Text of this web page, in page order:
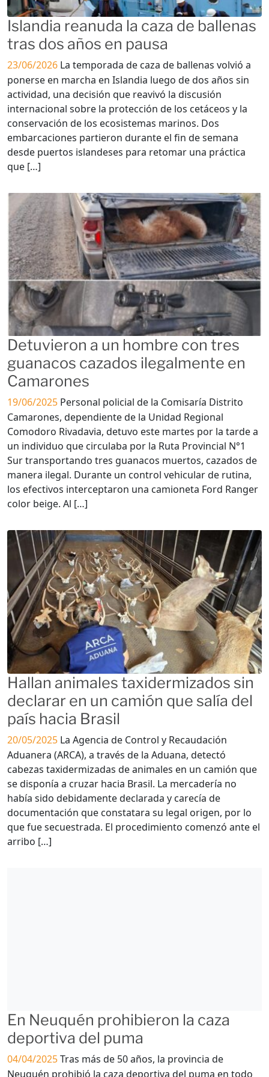
Islandia reanuda la caza de ballenas
tras dos años en pausa
23/06/2026 La temporada de caza de ballenas volvió a
ponerse en marcha en Islandia luego de dos años sin
actividad, una decisión que reavivó la discusión
internacional sobre la protección de los cetáceos y la
conservación de los ecosistemas marinos. Dos
embarcaciones partieron durante el fin de semana
desde puertos islandeses para retomar una práctica
que […]
Detuvieron a un hombre con tres
guanacos cazados ilegalmente en
Camarones
19/06/2025 Personal policial de la Comisaría Distrito
Camarones, dependiente de la Unidad Regional
Comodoro Rivadavia, detuvo este martes por la tarde a
un individuo que circulaba por la Ruta Provincial N°1
Sur transportando tres guanacos muertos, cazados de
manera ilegal. Durante un control vehicular de rutina,
los efectivos interceptaron una camioneta Ford Ranger
color beige. Al […]
Hallan animales taxidermizados sin
declarar en un camión que salía del
país hacia Brasil
20/05/2025 La Agencia de Control y Recaudación
Aduanera (ARCA), a través de la Aduana, detectó
cabezas taxidermizadas de animales en un camión que
se disponía a cruzar hacia Brasil. La mercadería no
había sido debidamente declarada y carecía de
documentación que constatara su legal origen, por lo
que fue secuestrada. El procedimiento comenzó ante el
arribo […]
En Neuquén prohibieron la caza
deportiva del puma
04/04/2025Tras más de 50 años, la provincia de
Neuquén prohibió la caza deportiva del puma en todo